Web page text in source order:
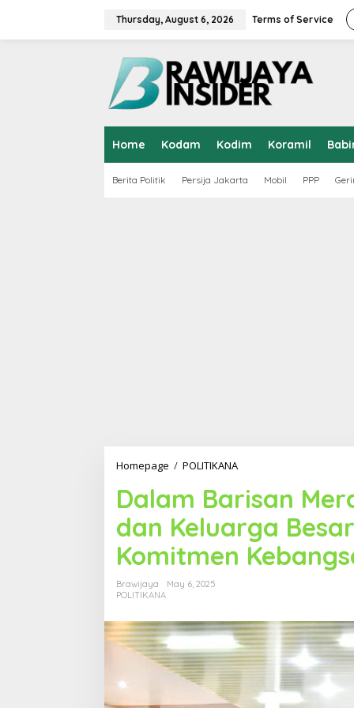
Thursday, August 6, 2026 Terms of Service
Home Kodam Kodim Koramil
Berita Politik Persija Jakarta Mobil PPP
Homepage / POLITIKANA
l
a
m
B
n
M
e
r
a
h
Dalam Barisan
dan Keluarga
Komitmen
Brawijaya
May 6, 2025
POLITIKANA